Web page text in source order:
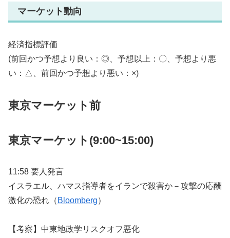
マーケット動向
経済指標評価
(前回かつ予想より良い：◎、予想以上：〇、予想より悪
い：△、前回かつ予想より悪い：×)
東京マーケット前
東京マーケット(9:00~15:00)
11:58 要人発言
イスラエル、ハマス指導者をイランで殺害か－攻撃の応酬
激化の恐れ（ Bloomberg）
【考察】中東地政学リスクオフ悪化